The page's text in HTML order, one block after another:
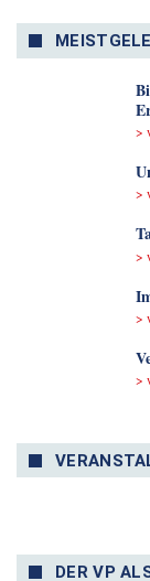
>
>
>
>
>
DER VP